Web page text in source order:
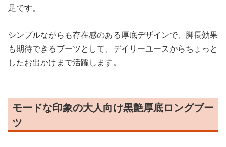
足です。
シンプルながらも存在感のある厚底デザインで、脚長効果
も期待できるブーツとして、デイリーユースからちょっと
したお出かけまで活躍します。
モードな印象の大人向け黒艶厚底ロングブー
ツ